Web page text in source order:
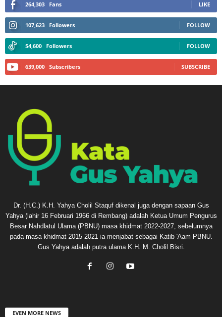
264,303 Fans LIKE
107,623 Followers FOLLOW
54,600 Followers FOLLOW
639,000 Subscribers SUBSCRIBE
Dr. (H.C.) K.H. Yahya Cholil Staquf dikenal juga dengan sapaan Gus
Yahya (lahir 16 Februari 1966 di Rembang) adalah Ketua Umum Pengurus
Besar Nahdlatul Ulama (PBNU) masa khidmat 2022-2027, sebelumnya
pada masa khidmat 2015-2021 ia menjabat sebagai Katib 'Aam PBNU.
Gus Yahya adalah putra ulama K.H. M. Cholil Bisri.
EVEN MORE NEWS